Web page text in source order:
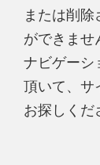
または削除
ができませ
ナビゲーシ
頂いて、サ
お探しくだ